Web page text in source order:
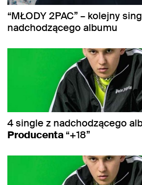
“MŁODY 2PAC” – kolejny
nadchodzącego albumu
4 single z nadchodzącego
Producenta“+18”